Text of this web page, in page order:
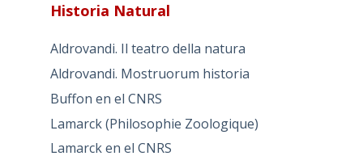
Historia Natural
Aldrovandi. Il teatro della natura
Aldrovandi. Mostruorum historia
Buffon en el CNRS
Lamarck (Philosophie Zoologique)
Lamarck en el CNRS